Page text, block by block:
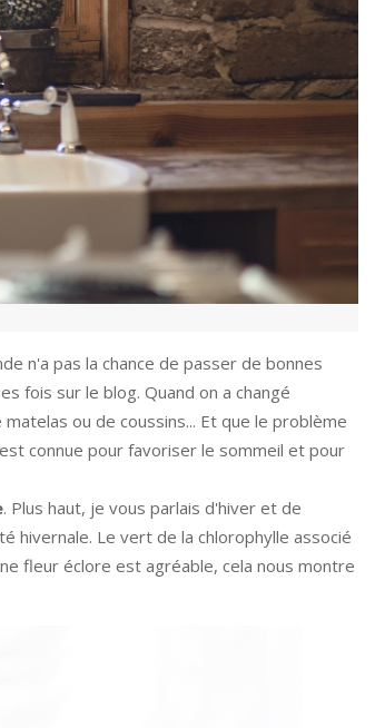
n'a pas la chance de passer de bonnes
fois sur le blog. Quand on a changé
ou de coussins... Et que le problème
connue pour favoriser le sommeil et pour
. Plus haut, je vous parlais d'hiver et de
hivernale. Le vert de la chlorophylle associé
fleur éclore est agréable, cela nous montre